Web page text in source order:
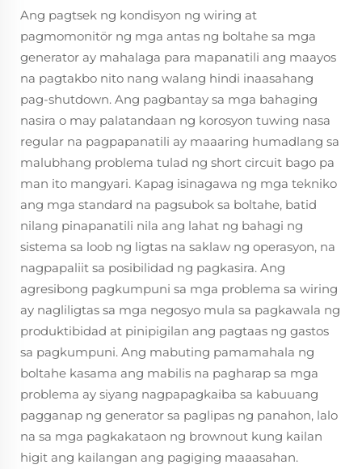
Ang pagtsek ng kondisyon ng wiring at
pagmomonitör ng mga antas ng boltahe sa mga
generator ay mahalaga para mapanatili ang maayos
na pagtakbo nito nang walang hindi inaasahang
pag-shutdown. Ang pagbantay sa mga bahaging
nasira o may palatandaan ng korosyon tuwing nasa
regular na pagpapanatili ay maaaring humadlang sa
malubhang problema tulad ng short circuit bago pa
man ito mangyari. Kapag isinagawa ng mga tekniko
ang mga standard na pagsubok sa boltahe, batid
nilang pinapanatili nila ang lahat ng bahagi ng
sistema sa loob ng ligtas na saklaw ng operasyon, na
nagpapaliit sa posibilidad ng pagkasira. Ang
agresibong pagkumpuni sa mga problema sa wiring
ay nagliligtas sa mga negosyo mula sa pagkawala ng
produktibidad at pinipigilan ang pagtaas ng gastos
sa pagkumpuni. Ang mabuting pamamahala ng
boltahe kasama ang mabilis na pagharap sa mga
problema ay siyang nagpapagkaiba sa kabuuang
pagganap ng generator sa paglipas ng panahon, lalo
na sa mga pagkakataon ng brownout kung kailan
higit ang kailangan ang pagiging maaasahan.